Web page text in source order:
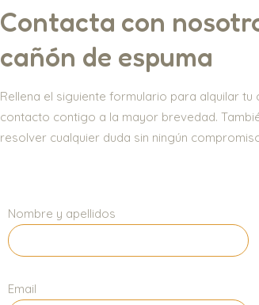
Contacta con
cañón de espuma
Rellena el siguiente formulario para alquilar
contacto contigo a la mayor brevedad.
resolver cualquier duda sin ningún
Nombre y apellidos
Email